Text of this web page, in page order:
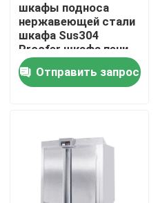
шкафы подноса
нержавеющей стали
шкафа Sus304
Proofer шкафа печи
двойника 800x600
Отправить запрос